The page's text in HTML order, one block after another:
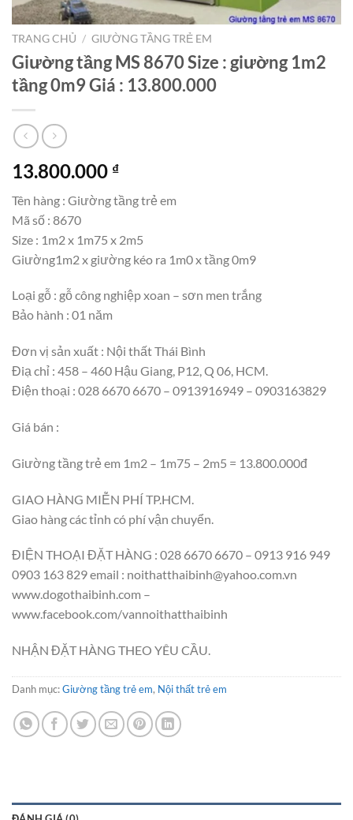
TRANG CHỦ / GIƯỜNG TẦNG TRẺ EM
Giường tầng MS 8670 Size : giường 1m2
tầng 0m9 Giá : 13.800.000
13.800.000 ₫
Tên hàng : Giường tầng trẻ em
Mã số : 8670
Size : 1m2 x 1m75 x 2m5
Giường1m2 x giường kéo ra 1m0 x tầng 0m9
Loại gỗ : gỗ công nghiệp xoan – sơn men trắng
Bảo hành : 01 năm
Đơn vị sản xuất : Nội thất Thái Bình
Điạ chỉ : 458 – 460 Hậu Giang, P12, Q 06, HCM.
Điện thoại : 028 6670 6670 – 0913916949 – 0903163829
Giá bán :
Giường tầng trẻ em 1m2 – 1m75 – 2m5 = 13.800.000đ
GIAO HÀNG MIỄN PHÍ TP.HCM.
Giao hàng các tỉnh có phí vận chuyển.
ĐIỆN THOẠI ĐẶT HÀNG : 028 6670 6670 – 0913 916 949
0903 163 829 email : noithatthaibinh@yahoo.com.vn
www.dogothaibinh.com –
www.facebook.com/vannoithatthaibinh
NHẬN ĐẶT HÀNG THEO YÊU CẦU.
Danh mục:Giường tầng trẻ em, Nội thất trẻ em